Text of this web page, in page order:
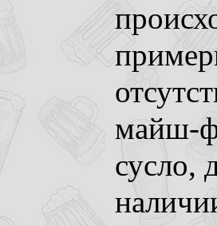
майш-
сусло,